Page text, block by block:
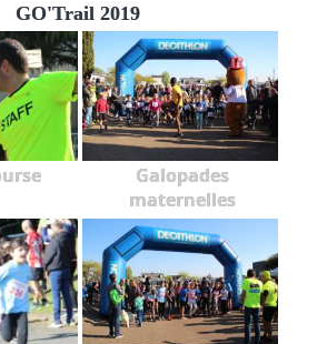
GO'Trail 2019
Galopades
maternelles